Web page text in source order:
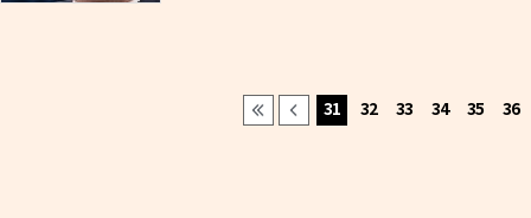
31 32 33 34 35 36